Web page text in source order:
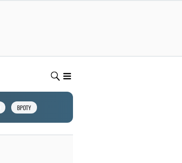
BPOTY